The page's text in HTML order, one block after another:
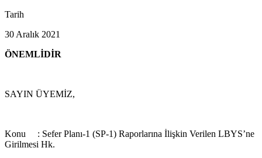
Tarih
30 Aralık 2021
ÖNEMLİDİR
SAYIN ÜYEMİZ,
Konu : Sefer Planı-1 (SP-1) Raporlarına İlişkin Verilen LBYS’ne
Girilmesi Hk.